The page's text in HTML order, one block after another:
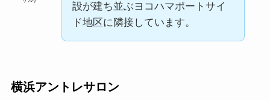
設が建ち並ぶヨコハマポートサイ
ド地区に隣接しています。
横浜アントレサロン